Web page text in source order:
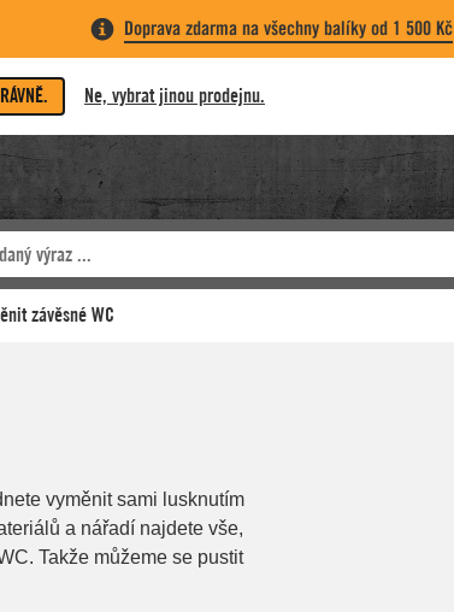
Doprava zdarma na všechny balíky od 1 500 Kč
Ne, vybrat jinou prodejnu.